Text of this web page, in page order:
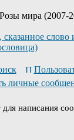
мира (2007-
личные
написания